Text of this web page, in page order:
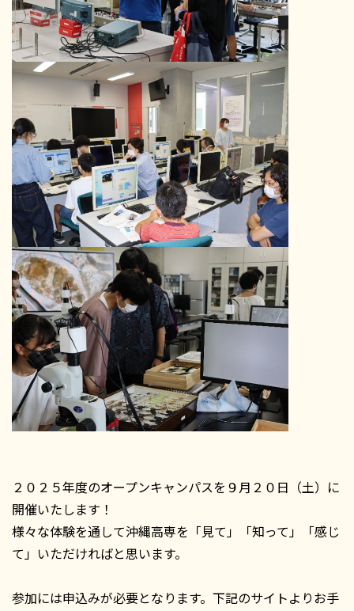
２０２５年度のオープンキャンパスを９月２０日（土）に
開催いたします！
様々な体験を通して沖縄高専を「見て」「知って」「感じ
て」いただければと思います。
参加には申込みが必要となります。下記のサイトよりお手